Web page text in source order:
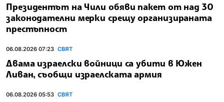
Президентът на Чили обяви пакет от над 30
законодателни мерки срещу организираната
престъпност
06.08.2026 07:23 СВЯТ
Двама израелски войници са убити в Южен
Ливан, съобщи израелската армия
06.08.2026 05:53 СВЯТ